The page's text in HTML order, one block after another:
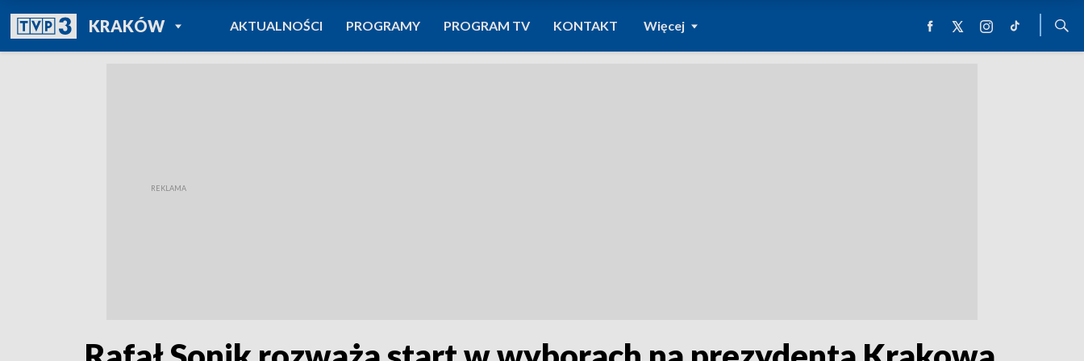
KRAKÓWPOWRÓT DO
TVP REGIONY
AKTUALNOŚCI PROGRAMY PROGRAM TV KONTAKT Więcej